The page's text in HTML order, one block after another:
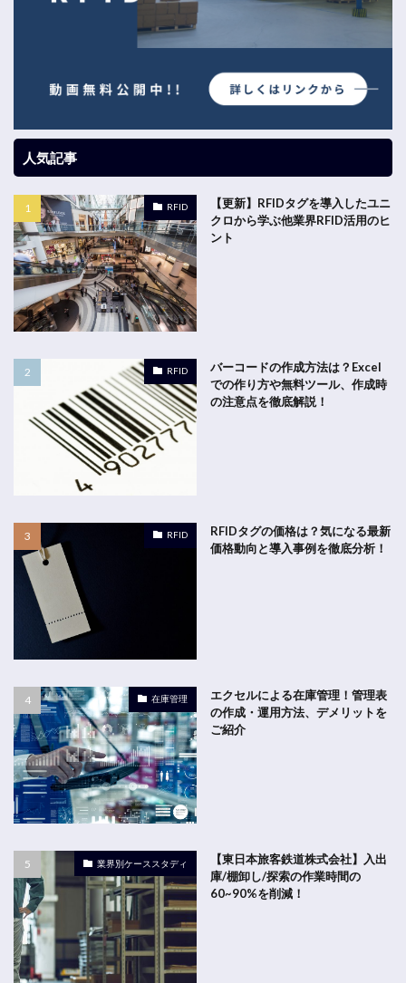
人気記事
RFID
【更新】RFIDタグを導入したユニ
クロから学ぶ他業界RFID活用のヒ
ント
RFID
バーコードの作成方法は？Excel
での作り方や無料ツール、作成時
の注意点を徹底解説！
RFID
RFIDタグの価格は？気になる最新
価格動向と導入事例を徹底分析！
在庫管理
エクセルによる在庫管理！管理表
の作成・運用方法、デメリットを
ご紹介
業界別ケーススタディ
【東日本旅客鉄道株式会社】入出
庫/棚卸し/探索の作業時間の
60~90%を削減！